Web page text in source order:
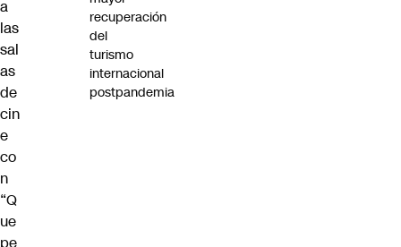
a
las
sal
as
de
cin
e
co
n
“Q
ue
pe
recuperación
del
turismo
internacional
postpandemia